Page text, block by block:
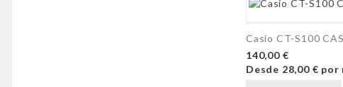
Casio CT-S100
140,00 €
Desde 28,00 € por